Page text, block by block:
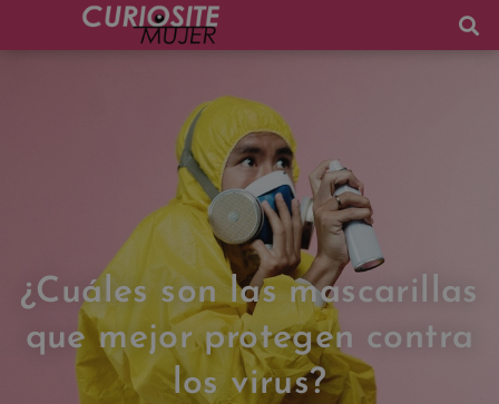
¿Cuáles son las mascarillas
que mejor protegen contra
los virus?